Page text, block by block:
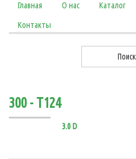
Главная О нас Каталог
Контакты
300 - T124
3.0 D